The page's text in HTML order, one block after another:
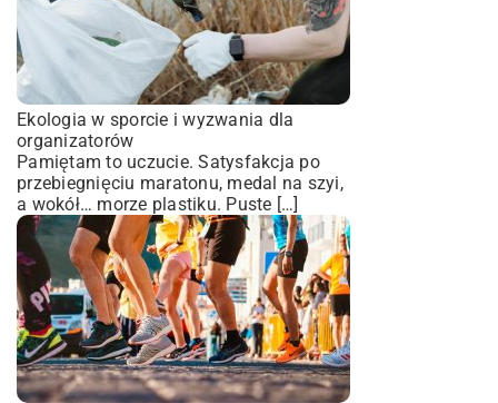
Ekologia w sporcie i wyzwania dla
organizatorów
Pamiętam to uczucie. Satysfakcja po
przebiegnięciu maratonu, medal na szyi,
a wokół… morze plastiku. Puste […]